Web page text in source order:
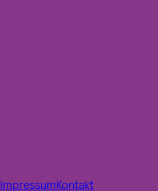
ImpressumKontakt